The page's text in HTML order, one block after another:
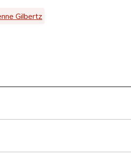
Gilbertz